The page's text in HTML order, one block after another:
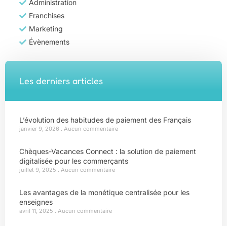
Administration
Franchises
Marketing
Évènements
Les derniers articles
L’évolution des habitudes de paiement des Français
janvier 9, 2026 Aucun commentaire
Chèques-Vacances Connect : la solution de paiement
digitalisée pour les commerçants
juillet 9, 2025 Aucun commentaire
Les avantages de la monétique centralisée pour les
enseignes
avril 11, 2025 Aucun commentaire